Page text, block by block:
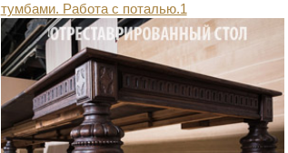
тумбами. Работа с поталью.1